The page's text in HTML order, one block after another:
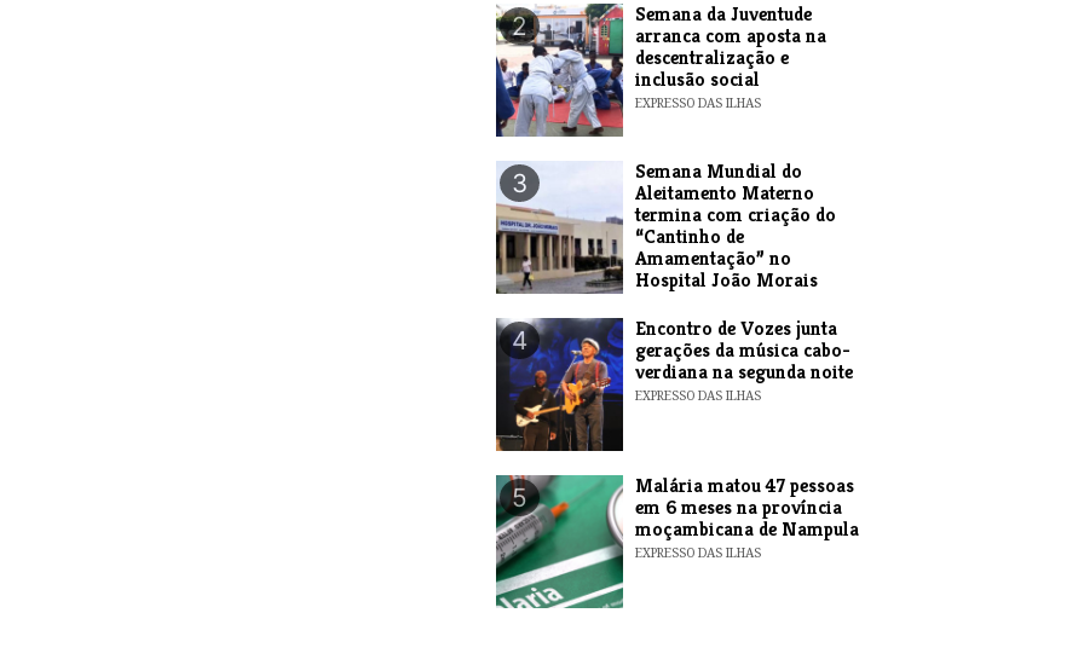
2
Semana da Juventude
arranca com aposta na
descentralização e
inclusão social
EXPRESSO DAS ILHAS
3
Semana Mundial do
Aleitamento Materno
termina com criação do
“Cantinho de
Amamentação” no
Hospital João Morais
4
Encontro de Vozes junta
gerações da música cabo-
verdiana na segunda noite
EXPRESSO DAS ILHAS
5
​Malária matou 47 pessoas
em 6 meses na província
moçambicana de Nampula
EXPRESSO DAS ILHAS